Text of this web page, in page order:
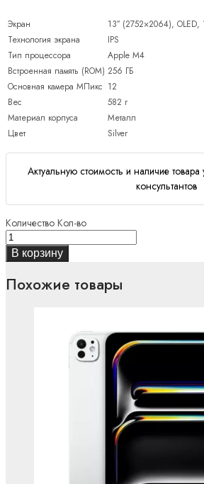
Экран
13″ (2752×2064), OLED,
Технология экрана
IPS
Тип процессора
Apple M4
Встроенная память (ROM) 256 ГБ
Основная камера МПикс 12
Вес
582 г
Материал корпуса
Металл
Цвет
Silver
Актуальную стоимость и наличие
консультантов
Количество Кол-во
В корзину
Похожие товары